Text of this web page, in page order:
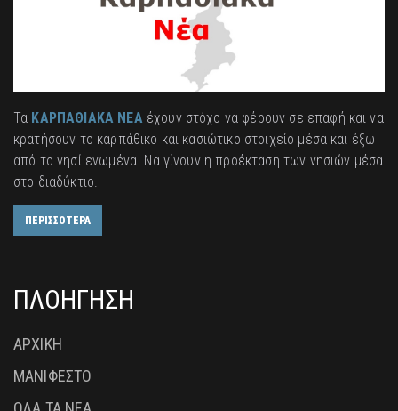
Τα ΚΑΡΠΑΘΙΑΚΑ ΝΕΑέχουν στόχο να φέρουν σε επαφή και να
κρατήσουν το καρπάθικο και κασιώτικο στοιχείο μέσα και έξω
από το νησί ενωμένα. Να γίνουν η προέκταση των νησιών μέσα
στο διαδύκτιο.
ΠΕΡΙΣΣΟΤΕΡΑ
ΠΛΟΗΓΗΣΗ
ΑΡΧΙΚΗ
ΜΑΝΙΦΕΣΤΟ